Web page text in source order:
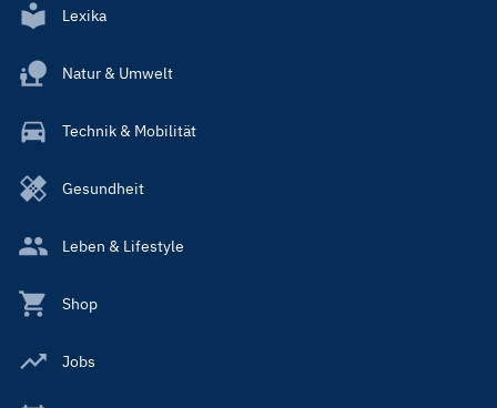
Lexika
Natur & Umwelt
Technik & Mobilität
Gesundheit
Leben & Lifestyle
Shop
Jobs